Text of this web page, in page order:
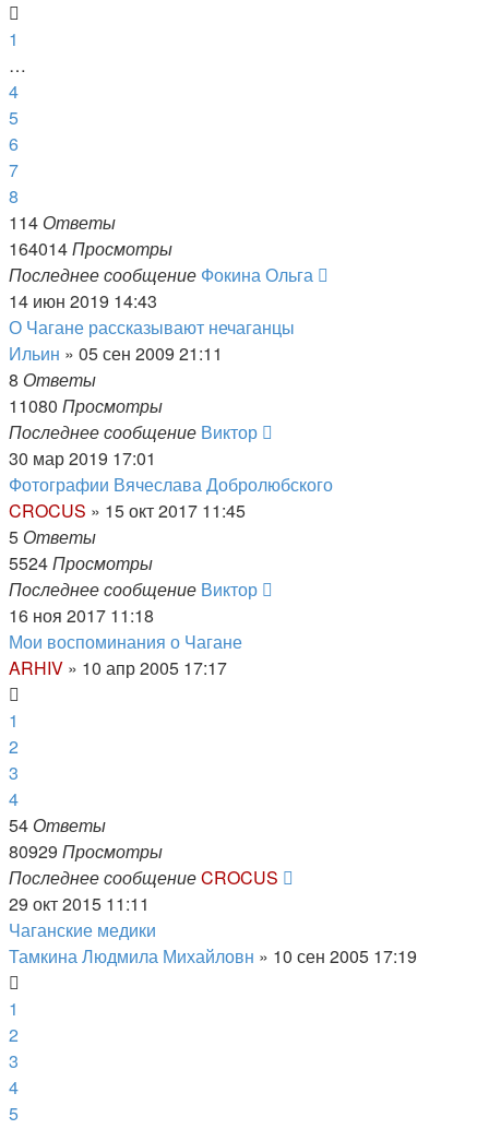
1
…
4
5
6
7
8
114 Ответы
164014Просмотры
Последнее сообщение Фокина Ольга
14 июн 2019 14:43
О Чагане рассказывают нечаганцы
Ильин » 05 сен 2009 21:11
8 Ответы
11080 Просмотры
Последнее сообщение Виктор
30 мар 2019 17:01
Фотографии Вячеслава Добролюбского
CROCUS » 15 окт 2017 11:45
5 Ответы
5524Просмотры
Последнее сообщение Виктор
16 ноя 2017 11:18
Мои воспоминания о Чагане
ARHIV » 10 апр 2005 17:17
1
2
3
4
54 Ответы
80929 Просмотры
Последнее сообщениеCROCUS
29 окт 2015 11:11
Чаганские медики
Тамкина Людмила Михайловн » 10 сен 2005 17:19
1
2
3
4
5